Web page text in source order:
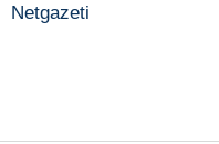
Netgazeti